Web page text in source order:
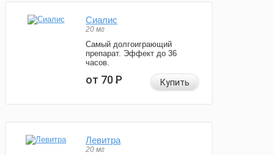
Сиалис
20 мг
Самый долгоиграющий
препарат. Эффект до 36
часов.
от 70Р Купить
Левитра
20 мг